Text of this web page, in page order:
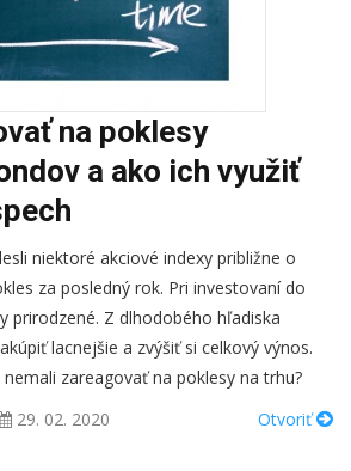
na poklesy
a ako ich využiť
niektoré akciové indexy približne o
za posledný rok. Pri investovaní do
prirodzené. Z dlhodobého hľadiska
lacnejšie a zvýšiť si celkový výnos.
zareagovať na poklesy na trhu?
29. 02. 2020 Otvoriť